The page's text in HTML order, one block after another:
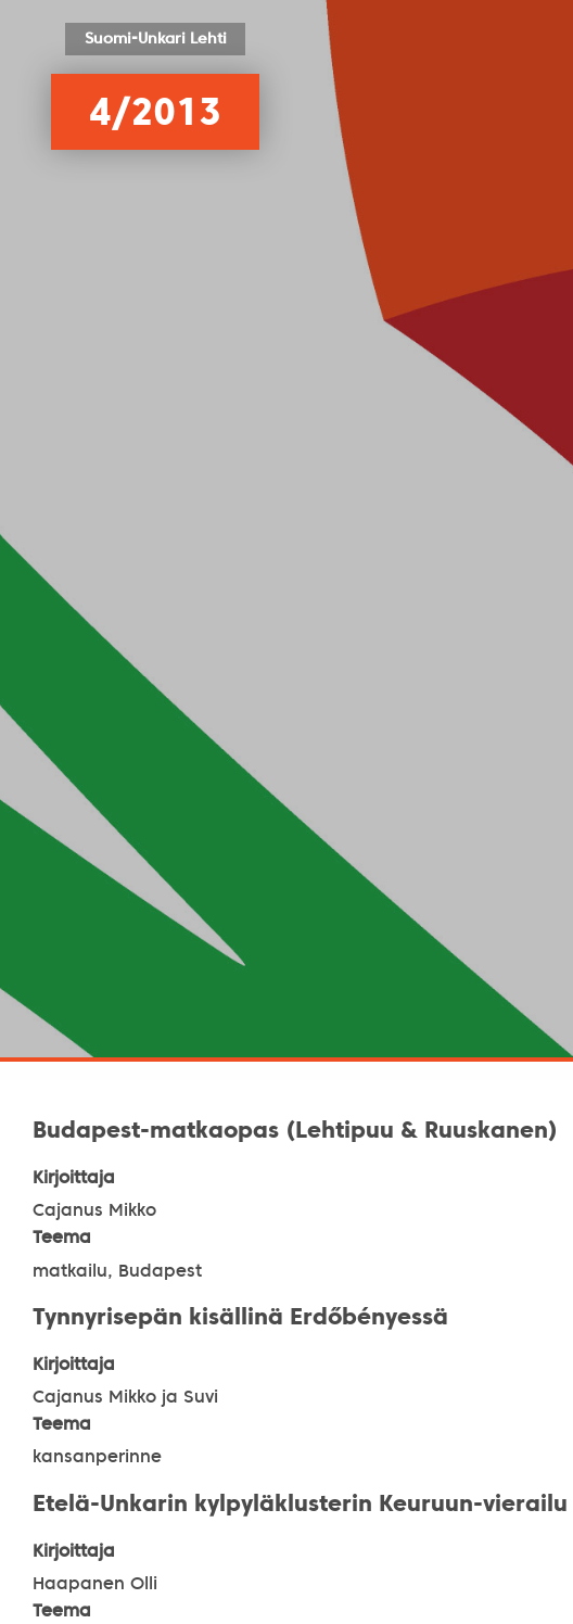
Suomi-Unkari Lehti
4/2013
Budapest-matkaopas (Lehtipuu & Ruuskanen)
Kirjoittaja
Cajanus Mikko
Teema
matkailu, Budapest
Tynnyrisepän kisällinä Erdőbényessä
Kirjoittaja
Cajanus Mikko ja Suvi
Teema
kansanperinne
Etelä-Unkarin kylpyläklusterin Keuruun-vierailu
Kirjoittaja
Haapanen Olli
Teema